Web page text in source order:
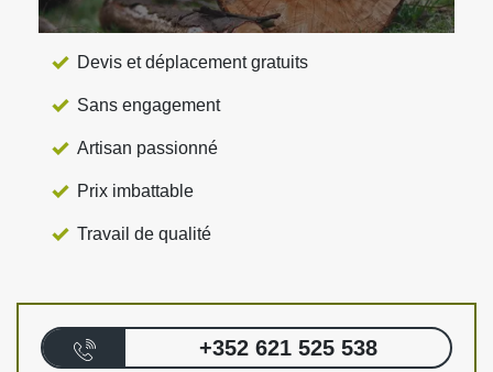
Devis et déplacement gratuits
Sans engagement
Artisan passionné
Prix imbattable
Travail de qualité
+352 621 525 538